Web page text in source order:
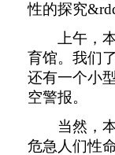
性的探究
上午，
育馆。我们
还有一个小
空警报。
当然，
危急人们性